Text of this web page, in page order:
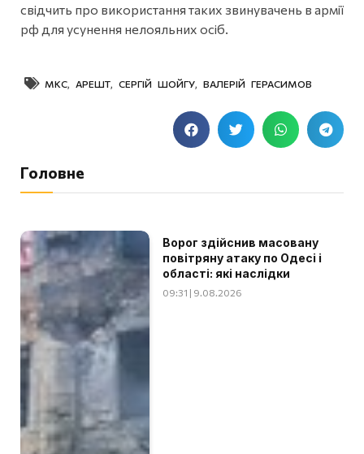
свідчить про використання таких звинувачень в армії
рф для усунення нелояльних осіб.
МКС АРЕШТ СЕРГІЙ ШОЙГУ ВАЛЕРІЙ ГЕРАСИМОВ
Головне
Ворог здійснив масовану
повітряну атаку по Одесі і
області: які наслідки
09:31 | 9.08.2026